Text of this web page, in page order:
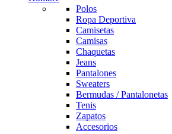
Polos
Ropa Deportiva
Camisetas
Camisas
Chaquetas
Jeans
Pantalones
Sweaters
Bermudas / Pantalonetas
Tenis
Zapatos
Accesorios